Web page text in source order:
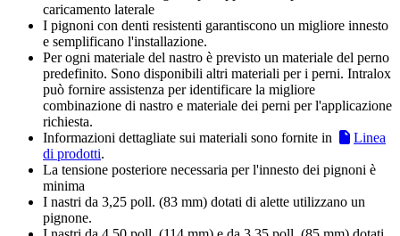
caricamento laterale
I pignoni con denti resistenti garantiscono un migliore innesto
e semplificano l'installazione.
Per ogni materiale del nastro è previsto un materiale del perno
predefinito. Sono disponibili altri materiali per i perni. Intralox
può fornire assistenza per identificare la migliore
combinazione di nastro e materiale dei perni per l'applicazione
richiesta.
Informazioni dettagliate sui materiali sono fornite in
Linea
di prodotti.
La tensione posteriore necessaria per l'innesto dei pignoni è
minima
I nastri da 3,25 poll. (83 mm) dotati di alette utilizzano un
pignone.